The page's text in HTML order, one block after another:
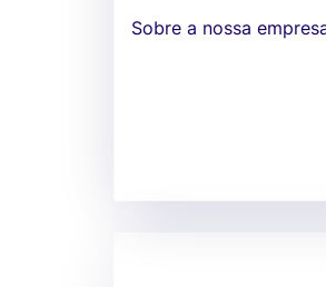
Sobre a nossa